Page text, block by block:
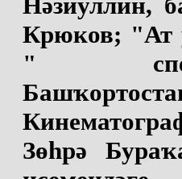
Крюков; "Ат
"
Зөһрә